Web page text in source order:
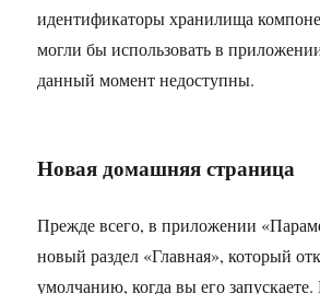
идентификаторы хранилища
могли бы использовать в
данный момент недоступны.
Новая домашняя страница
Прежде всего, в приложении
новый раздел «Главная», который
умолчанию, когда вы его